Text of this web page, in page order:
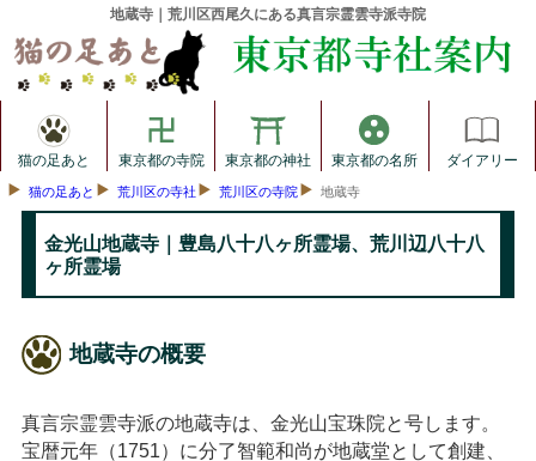
地蔵寺｜荒川区西尾久にある真言宗霊雲寺派寺院
猫の足あと 東京都の寺院 東京都の神社 東京都の名所 ダイアリー
猫の足あと 荒川区の寺社 荒川区の寺院 地蔵寺
金光山地蔵寺｜豊島八十八ヶ所霊場、荒川辺八十八
ヶ所霊場
地蔵寺の概要
真言宗霊雲寺派の地蔵寺は、金光山宝珠院と号します。
宝暦元年（1751）に分了智範和尚が地蔵堂として創建、